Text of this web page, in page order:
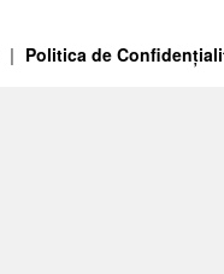
Politica de